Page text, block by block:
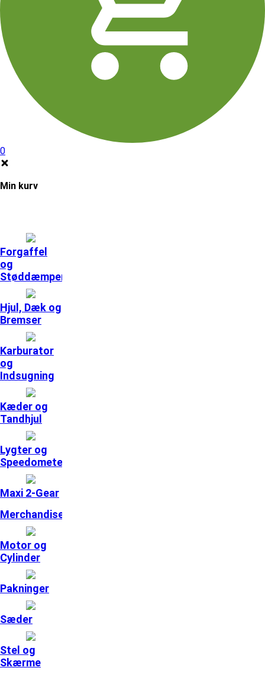
0
Min kurv
Forgaffel
og
Støddæmpere
Hjul, Dæk og
Bremser
Karburator
og
Indsugning
Kæder og
Tandhjul
Lygter og
Speedometer
Maxi 2-Gear
Merchandise
Motor og
Cylinder
Pakninger
Sæder
Stel og
Skærme